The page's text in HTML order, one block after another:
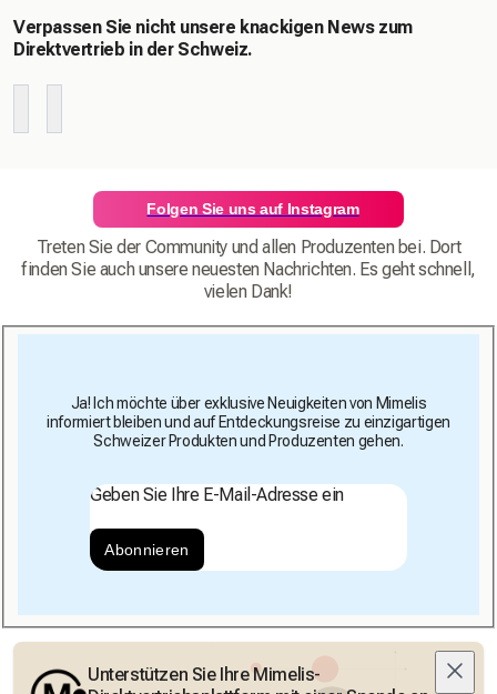
Verpassen Sie nicht unsere knackigen News zum
Direktvertrieb in der Schweiz.
Folgen Sie uns auf Instagram
Treten Sie der Community und allen Produzenten bei. Dort
finden Sie auch unsere neuesten Nachrichten. Es geht schnell,
vielen Dank!
Ja! Ich möchte über exklusive Neuigkeiten von Mimelis
informiert bleiben und auf Entdeckungsreise zu einzigartigen
Schweizer Produkten und Produzenten gehen.
Geben Sie Ihre E-Mail-Adresse ein
Abonnieren
Unterstützen Sie Ihre Mimelis-